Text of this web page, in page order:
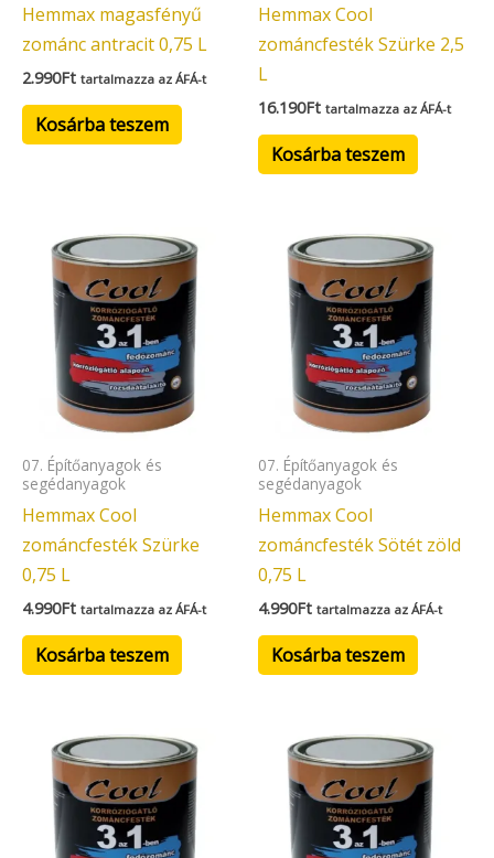
Hemmax magasfényű
zománc antracit 0,75 L
2.990Ft tartalmazza az ÁFÁ-t
Kosárba teszem
Hemmax Cool
zománcfesték Szürke 2,5
L
16.190Ft tartalmazza az ÁFÁ-t
Kosárba teszem
07. Építőanyagok és
segédanyagok
Hemmax Cool
zománcfesték Szürke
0,75 L
4.990Ft tartalmazza az ÁFÁ-t
Kosárba teszem
07. Építőanyagok és
segédanyagok
Hemmax Cool
zománcfesték Sötét zöld
0,75 L
4.990Ft tartalmazza az ÁFÁ-t
Kosárba teszem